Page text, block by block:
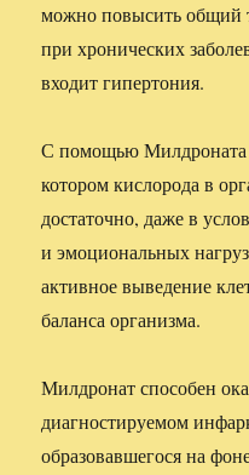
можно повысить общий
при хронических
входит гипертония.
С помощью Милдроната
котором кислорода в
достаточно, даже в
и эмоциональных
активное выведение
баланса организма.
Милдронат способен
диагностируемом
образовавшегося на